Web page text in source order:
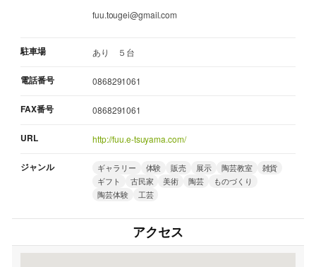
fuu.tougei@gmail.com
駐車場 あり ５台
電話番号 0868291061
FAX番号 0868291061
URL http://fuu.e-tsuyama.com/
ジャンル ギャラリー 体験 販売 展示 陶芸教室
雑貨
ギフト
古民家 美術 陶芸
ものづくり
陶芸体験
工芸
アクセス